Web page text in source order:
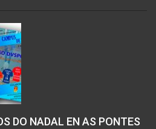
DO NADAL EN AS PONTES